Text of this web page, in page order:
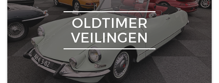
OLDTIMER
VEILINGEN